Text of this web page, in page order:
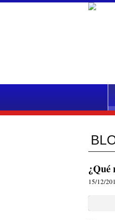
¿Qué
15/12/